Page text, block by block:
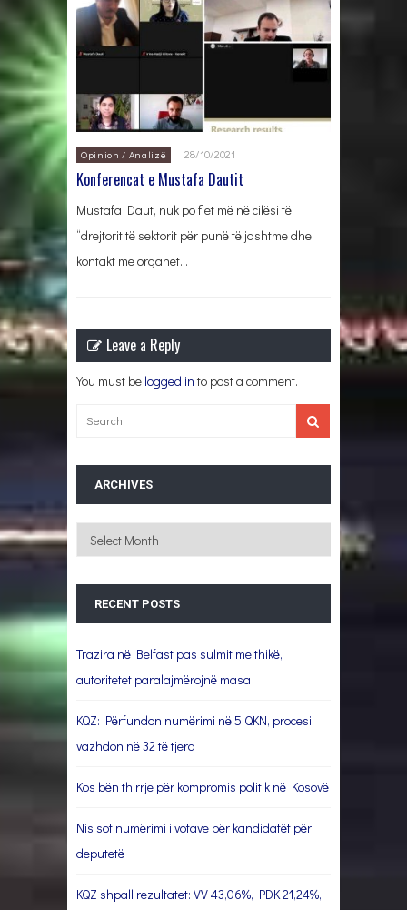
Opinion / Analizë 28/10/2021
Konferencat e Mustafa Dautit
Mustafa Daut, nuk po flet më në cilësi të
“drejtorit të sektorit për punë të jashtme dhe
kontakt me organet…
Leave a Reply
You must be logged in to post a comment.
ARCHIVES
Archives
RECENT POSTS
Trazira në Belfast pas sulmit me thikë,
autoritetet paralajmërojnë masa
KQZ: Përfundon numërimi në 5 QKN, procesi
vazhdon në 32 të tjera
Kos bën thirrje për kompromis politik në Kosovë
Nis sot numërimi i votave për kandidatët për
deputetë
KQZ shpall rezultatet: VV 43,06%, PDK 21,24%,